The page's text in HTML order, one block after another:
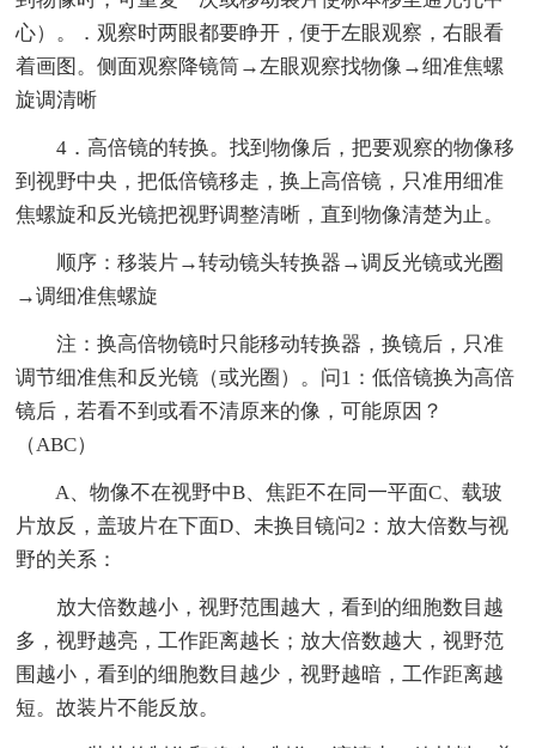
心）。．观察时两眼都要睁开，便于左眼观察，右眼看
着画图。侧面观察降镜筒→左眼观察找物像→细准焦螺
旋调清晰
4．高倍镜的转换。找到物像后，把要观察的物像移
到视野中央，把低倍镜移走，换上高倍镜，只准用细准
焦螺旋和反光镜把视野调整清晰，直到物像清楚为止。
顺序：移装片→转动镜头转换器→调反光镜或光圈
→调细准焦螺旋
注：换高倍物镜时只能移动转换器，换镜后，只准
调节细准焦和反光镜（或光圈）。问1：低倍镜换为高倍
镜后，若看不到或看不清原来的像，可能原因？
（ABC）
A、物像不在视野中B、焦距不在同一平面C、载玻
片放反，盖玻片在下面D、未换目镜问2：放大倍数与视
野的关系：
放大倍数越小，视野范围越大，看到的细胞数目越
多，视野越亮，工作距离越长；放大倍数越大，视野范
围越小，看到的细胞数目越少，视野越暗，工作距离越
短。故装片不能反放。